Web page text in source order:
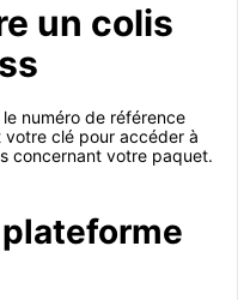
un colis
numéro de référence
clé pour accéder à
concernant votre paquet.